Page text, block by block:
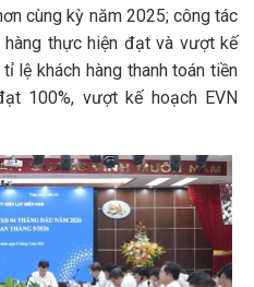
cùng kỳ năm 2025; công tác
thực hiện đạt và vượt kế
lệ khách hàng thanh toán tiền
100%, vượt kế hoạch EVN